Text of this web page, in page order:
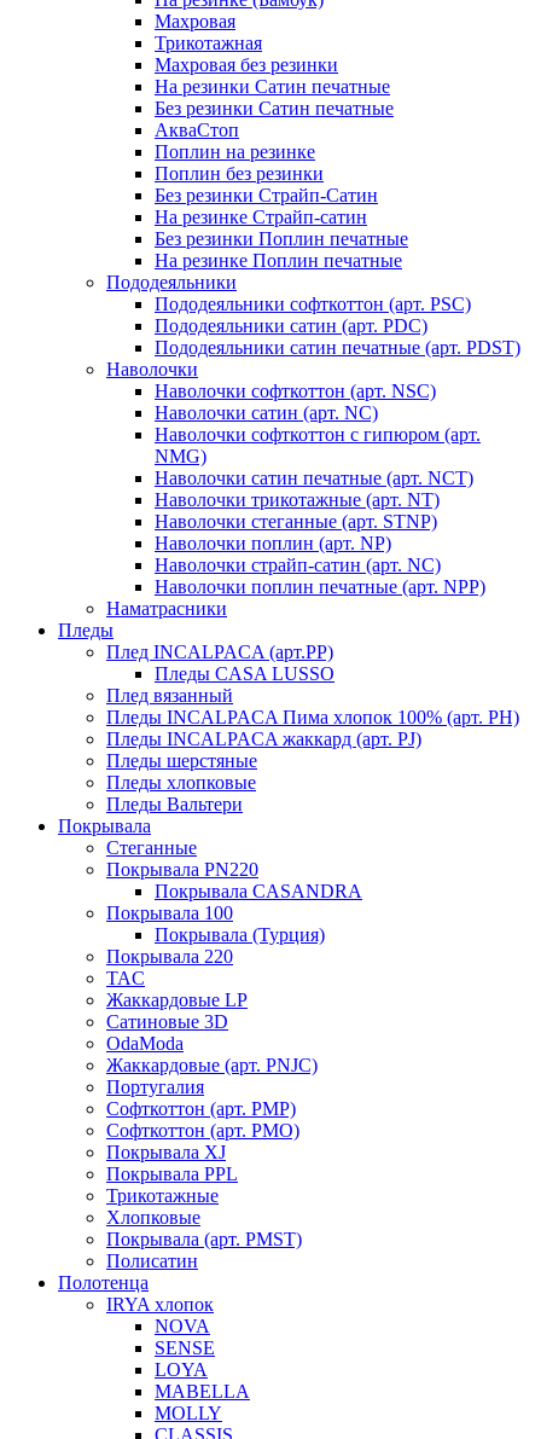
Махровая
Трикотажная
Махровая без резинки
На резинки Сатин печатные
Без резинки Сатин печатные
АкваСтоп
Поплин на резинке
Поплин без резинки
Без резинки Страйп-Сатин
На резинке Страйп-сатин
Без резинки Поплин печатные
На резинке Поплин печатные
Пододеяльники
Пододеяльники софткоттон (арт. PSC)
Пододеяльники сатин (арт. PDC)
Пододеяльники сатин печатные (арт. PDST)
Наволочки
Наволочки софткоттон (арт. NSC)
Наволочки сатин (арт. NC)
Наволочки софткоттон с гипюром (арт.
NMG)
Наволочки сатин печатные (арт. NCT)
Наволочки трикотажные (арт. NT)
Наволочки стеганные (арт. STNP)
Наволочки поплин (арт. NP)
Наволочки страйп-сатин (арт. NC)
Наволочки поплин печатные (арт. NPP)
Наматрасники
Пледы
Плед INCALPACA (арт.PP)
Пледы CASA LUSSO
Плед вязанный
Пледы INCALPACA Пима хлопок 100% (арт. PH)
Пледы INCALPACA жаккард (арт. PJ)
Пледы шерстяные
Пледы хлопковые
Пледы Вальтери
Покрывала
Стеганные
Покрывала PN220
Покрывала CASANDRA
Покрывала 100
Покрывала (Турция)
Покрывала 220
TAC
Жаккардовые LP
Сатиновые 3D
OdaModa
Жаккардовые (арт. PNJC)
Португалия
Софткоттон (арт. PMP)
Софткоттон (арт. PMO)
Покрывала XJ
Покрывала PPL
Трикотажные
Хлопковые
Покрывала (арт. PMST)
Полисатин
Полотенца
IRYA хлопок
NOVA
SENSE
LOYA
MABELLA
MOLLY
CLASSIS